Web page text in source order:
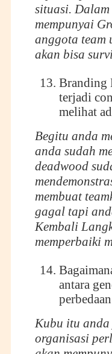
situasi.
mempunyai
anggota team
akan bisa
Branding
terjadi
melihat
Begitu anda
anda sudah
deadwood
membuat
gagal tapi
Kembali
memperbaiki
antara
Kubu itu anda
organisasi